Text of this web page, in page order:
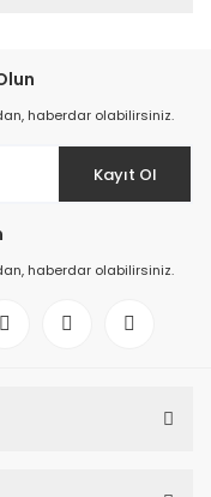
haberdar olabilirsiniz.
Kayıt Ol
haberdar olabilirsiniz.